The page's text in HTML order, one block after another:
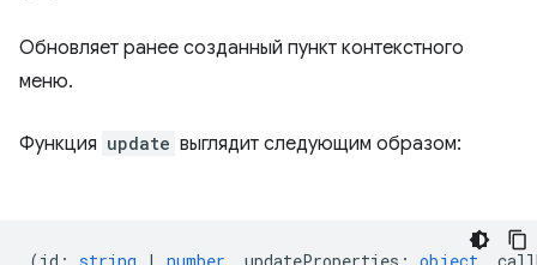
Обновляет ранее созданный пункт контекстного
меню.
Функция update выглядит следующим образом: